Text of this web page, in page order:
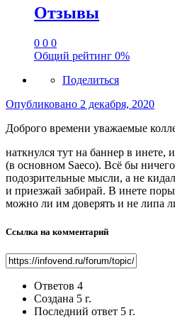
Отзывы
0 0 0
Общий рейтинг 0%
Поделиться
Опубликовано 2 декабря, 2020
Доброго времени уважаемые
наткнулся тут на баннер в
(в основном Saeco). Всё бы
подозрительные мысли, а не
и приезжай забирай. В инете
можно ли им доверять и не липа
Ссылка на комментарий
Ответов 4
Создана 5 г.
Последний ответ 5 г.